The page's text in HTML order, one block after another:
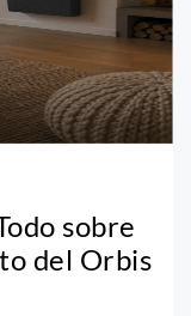
sobre
del Orbis